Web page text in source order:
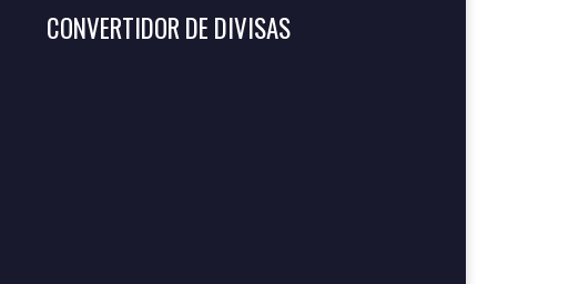
CONVERTIDOR DE DIVISAS